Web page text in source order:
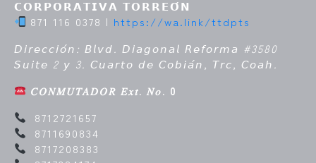
𝗖𝗢𝗥𝗣𝗢𝗥𝗔𝗧𝗜𝗩𝗔 𝗧𝗢𝗥𝗥𝗘𝗢́𝗡
871 116 0378 | https://wa.link/ttdpts
𝘋𝘪𝘳𝘦𝘤𝘤𝘪𝘰́𝘯: 𝘉𝘭𝘷𝘥. 𝘋𝘪𝘢𝘨𝘰𝘯𝘢𝘭 𝘙𝘦𝘧𝘰𝘳𝘮𝘢 #3580
𝘚𝘶𝘪𝘵𝘦 2 𝘺 3. 𝘊𝘶𝘢𝘳𝘵𝘰 𝘥𝘦 𝘊𝘰𝘣𝘪𝘢́𝘯, 𝘛𝘳𝘤, 𝘊𝘰𝘢𝘩.
𝐶𝑂𝑁𝑀𝑈𝑇𝐴𝐷𝑂𝑅 𝐸𝑥𝑡. 𝑁𝑜. 0
8712721657
8711690834
8717208383